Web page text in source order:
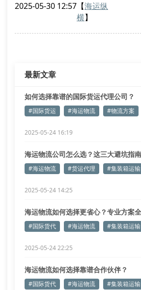
20gp/40hq箱型的配载比例。典型案
特丹航线通过应用baphiee（平衡港
2025-05-30 12:57 【海运纵
横】
最新文章
如何选择靠谱的国际货运代理公司？
#国际货运 #海运物流 #物流方案
2025-05-24 16:19
海运物流公司怎么选？这三大避坑指
#海运物流 #货运代理 #集装箱运输
2025-05-24 14:25
海运物流如何选择更省心？专业方案
#国际货代 #海运物流 #集装箱运输
2025-05-24 22:25
海运物流如何选择靠谱合作伙伴？
#国际货代 #海运物流 #集装箱运输